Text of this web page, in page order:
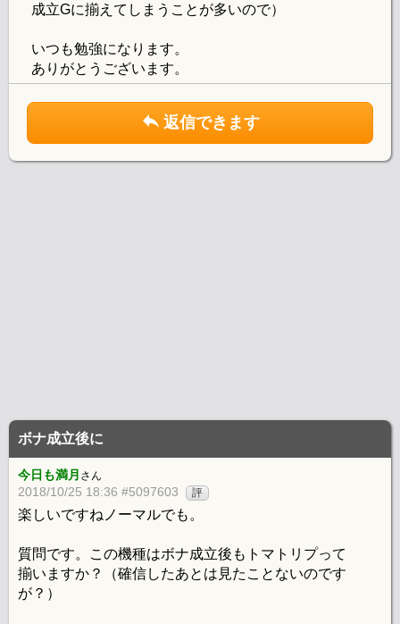
成立Gに揃えてしまうことが多いので）
いつも勉強になります。
ありがとうございます。
返信できます
ボナ成立後に
今日も満月 さん
2018/10/25 18:36 #5097603 評
楽しいですねノーマルでも。
質問です。この機種はボナ成立後もトマトリプって
揃いますか？（確信したあとは見たことないのです
が？）